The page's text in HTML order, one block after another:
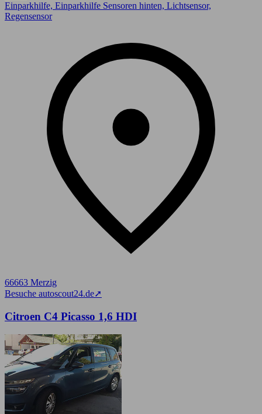
Einparkhilfe, Einparkhilfe Sensoren hinten, Lichtsensor,
Regensensor
66663 Merzig
Besuche autoscout24.de➚
Citroen C4 Picasso 1,6 HDI